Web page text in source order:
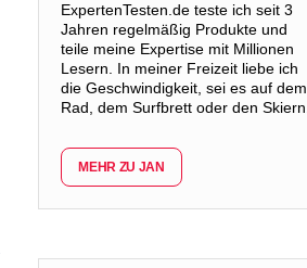
ExpertenTesten.de teste ich seit 3
Jahren regelmäßig Produkte und
teile meine Expertise mit Millionen
Lesern. In meiner Freizeit liebe ich
die Geschwindigkeit, sei es auf dem
Rad, dem Surfbrett oder den Skiern.
MEHR ZU JAN